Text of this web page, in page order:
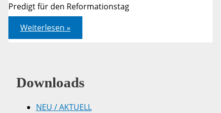
Predigt für den Reformationstag
Matthäus
10,1+5a+7-
10+26b-
Weiterlesen »
Downloads
NEU / AKTUELL